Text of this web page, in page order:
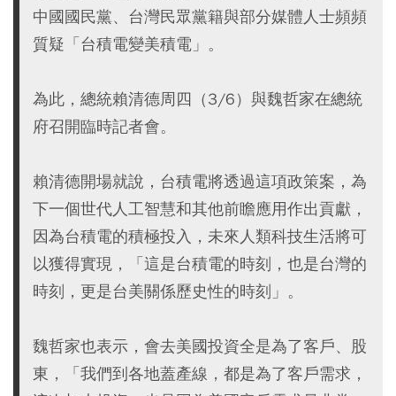
中國國民黨、台灣民眾黨籍與部分媒體人士頻頻
質疑「台積電變美積電」。
為此，總統賴清德周四（3/6）與魏哲家在總統
府召開臨時記者會。
賴清德開場就說，台積電將透過這項政策案，為
下一個世代人工智慧和其他前瞻應用作出貢獻，
因為台積電的積極投入，未來人類科技生活將可
以獲得實現，「這是台積電的時刻，也是台灣的
時刻，更是台美關係歷史性的時刻」。
魏哲家也表示，會去美國投資全是為了客戶、股
東，「我們到各地蓋產線，都是為了客戶需求，